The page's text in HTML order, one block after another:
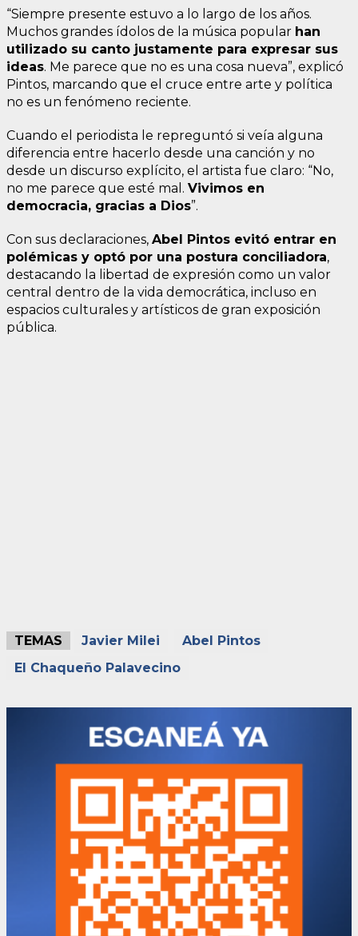
“Siempre presente estuvo a lo largo de los años.
Muchos grandes ídolos de la música popular han
utilizado su canto justamente para expresar sus
ideas. Me parece que no es una cosa nueva”, explicó
Pintos, marcando que el cruce entre arte y política
no es un fenómeno reciente.
Cuando el periodista le repreguntó si veía alguna
diferencia entre hacerlo desde una canción y no
desde un discurso explícito, el artista fue claro: “No,
no me parece que esté mal. Vivimos en
democracia, gracias a Dios”.
Con sus declaraciones, Abel Pintos evitó entrar en
polémicas y optó por una postura conciliadora,
destacando la libertad de expresión como un valor
central dentro de la vida democrática, incluso en
espacios culturales y artísticos de gran exposición
pública.
TEMAS Javier Milei
Abel Pintos
El Chaqueño Palavecino